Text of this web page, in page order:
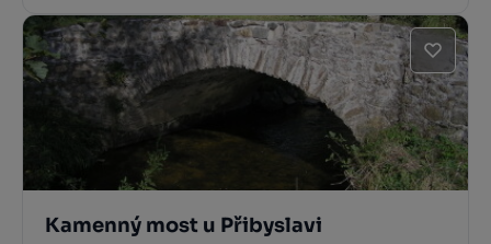
Kamenný most u Přibyslavi